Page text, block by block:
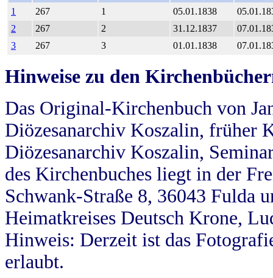
1
267 1 05.01.1838
2
267 2 31.12.1837
3
267 3 01.01.1838
Hinweise zu den
Das Original-Kirchenbuch von
Diözesanarchiv Koszalin, früher
Diözesanarchiv Koszalin,
des Kirchenbuches liegt in der
Schwank-Straße 8, 36043 Fulda
Heimatkreises Deutsch Krone,
Hinweis: Derzeit ist das
erlaubt.